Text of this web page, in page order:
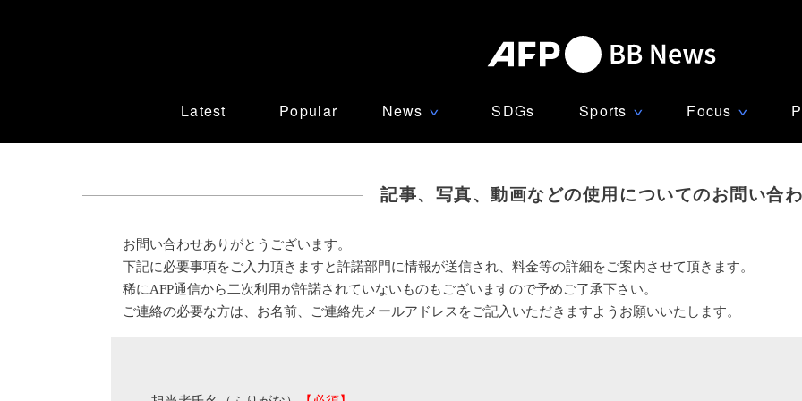
Latest Popular News ∨ SDGs Sports ∨ Focus ∨
記事、写真、動画などの使用についてのお問い合
お問い合わせありがとうございます。
下記に必要事項をご入力頂きますと許諾部門に情報が送信され、料金等の詳細をご案内させて頂きます。
稀にAFP通信から二次利用が許諾されていないものもございますので予めご了承下さい。
ご連絡の必要な方は、お名前、ご連絡先メールアドレスをご記入いただきますようお願いいたします。